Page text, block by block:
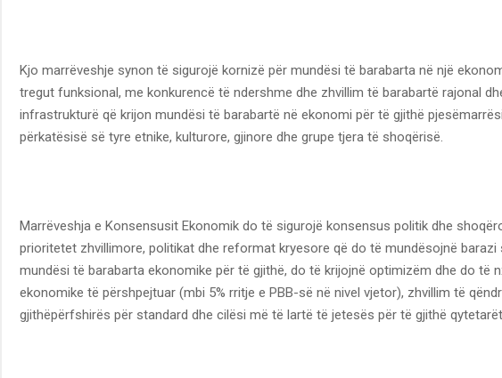
Kjo marrëveshje synon të sigurojë kornizë për mundësi të barabarta në një
tregut funksional, me konkurencë të ndershme dhe zhvillim të barabartë rajonal
infrastrukturë që krijon mundësi të barabartë në ekonomi për të gjithë
përkatësisë së tyre etnike, kulturore, gjinore dhe grupe tjera të shoqërisë.
Marrëveshja e Konsensusit Ekonomik do të sigurojë konsensus politik dhe
prioritetet zhvillimore, politikat dhe reformat kryesore që do të mundësojnë barazi
mundësi të barabarta ekonomike për të gjithë, do të krijojnë optimizëm dhe do të
ekonomike të përshpejtuar (mbi 5% rritje e PBB-së në nivel vjetor), zhvillim të
gjithëpërfshirës për standard dhe cilësi më të lartë të jetesës për të gjithë